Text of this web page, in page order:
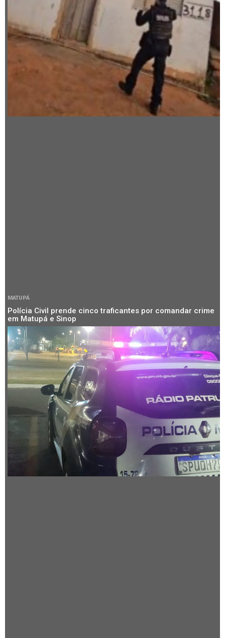
MATUPÁ
Polícia Civil prende cinco traficantes por comandar crime
em Matupá e Sinop